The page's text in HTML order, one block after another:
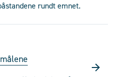
rundt emnet.